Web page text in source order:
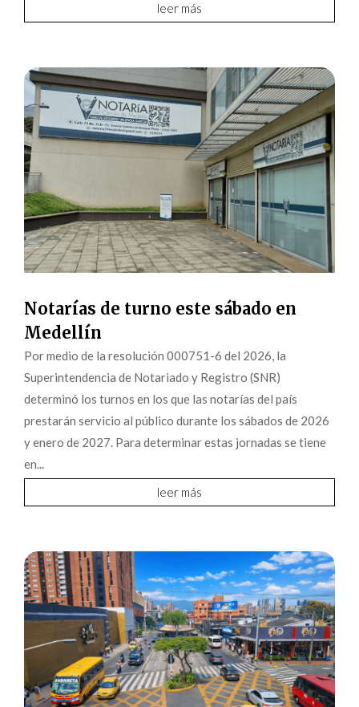
leer más
Notarías de turno este sábado en
Medellín
Por medio de la resolución 000751-6 del 2026, la
Superintendencia de Notariado y Registro (SNR)
determinó los turnos en los que las notarías del país
prestarán servicio al público durante los sábados de 2026
y enero de 2027. Para determinar estas jornadas se tiene
en...
leer más